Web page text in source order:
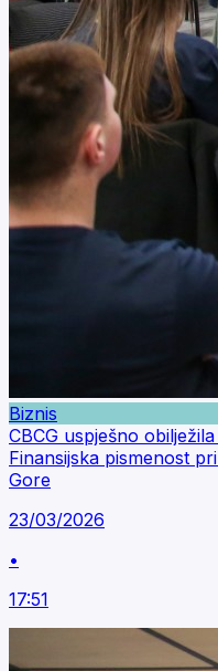
Biznis
CBCG uspješno
Finansijska pismenost
Gore
23/03/2026
•
17:51